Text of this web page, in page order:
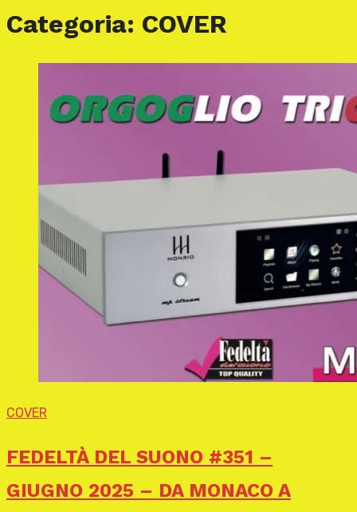
Categoria: COVER
COVER
FEDELTÀ DEL SUONO #351 –
GIUGNO 2025 – DA MONACO A